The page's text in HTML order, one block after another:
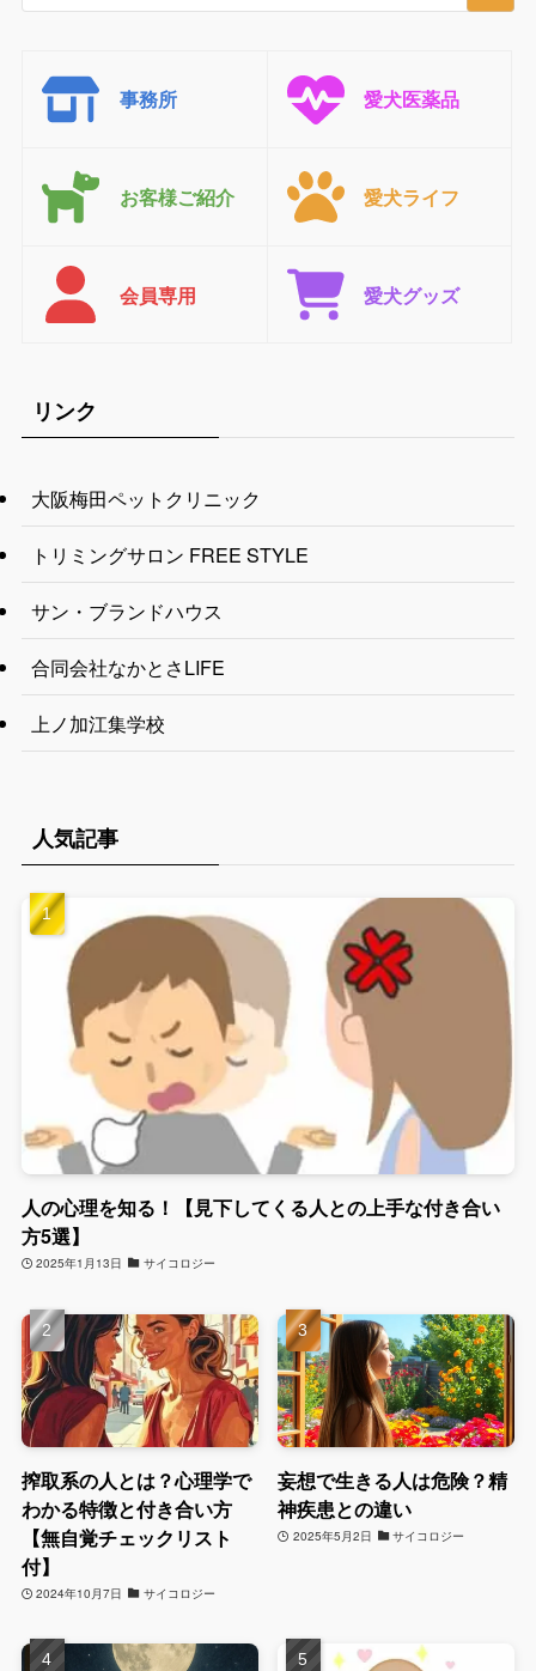
事務所 愛犬医薬品
お客様ご紹介 愛犬ライフ
会員専用 愛犬グッズ
リンク
大阪梅田ペットクリニック
トリミングサロン FREE STYLE
サン・ブランドハウス
合同会社なかとさLIFE
上ノ加江集学校
人気記事
人の心理を知る！【見下してくる人との上手な付き合い
方5選】
2025年1月13日 サイコロジー
搾取系の人とは？心理学で
わかる特徴と付き合い方
【無自覚チェックリスト
付】
2024年10月7日 サイコロジー
妄想で生きる人は危険？精
神疾患との違い
2025年5月2日 サイコロジー